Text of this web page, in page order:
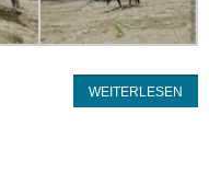
WEITERLESEN